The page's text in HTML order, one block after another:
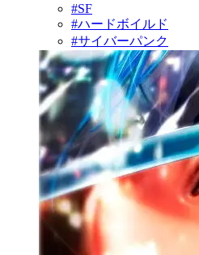
#SF
#ハードボイルド
#サイバーパンク